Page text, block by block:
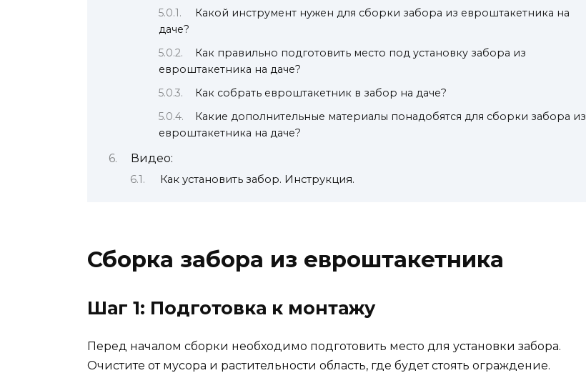
Какой инструмент нужен для сборки забора из евроштакетника на
даче?
Как правильно подготовить место под установку забора из
евроштакетника на даче?
Как собрать евроштакетник в забор на даче?
Какие дополнительные материалы понадобятся для сборки забора из
евроштакетника на даче?
Видео:
Как установить забор. Инструкция.
Сборка забора из евроштакетника
Шаг 1: Подготовка к монтажу
Перед началом сборки необходимо подготовить место для установки забора.
Очистите от мусора и растительности область, где будет стоять ограждение.